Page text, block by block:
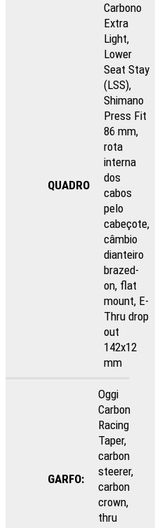
QUADRO
Carbono
Extra
Light,
Lower
Seat Stay
(LSS),
Shimano
Press Fit
86 mm,
rota
interna
dos
cabos
pelo
cabeçote,
câmbio
dianteiro
brazed-
on, flat
mount, E-
Thru drop
out
142x12
mm
GARFO:
Oggi
Carbon
Racing
Taper,
carbon
steerer,
carbon
crown,
thru